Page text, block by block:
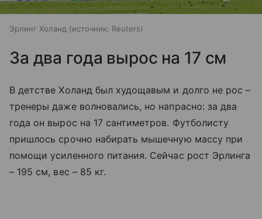
Эрлинг Холанд источник: Reuters
За два года вырос на 17 см
В детстве Холанд был худощавым и долго не рос –
тренеры даже волновались, но напрасно: за два
года он вырос на 17 сантиметров. Футболисту
пришлось срочно набирать мышечную массу при
помощи усиленного питания. Сейчас рост Эрлинга
– 195 см, вес – 85 кг.